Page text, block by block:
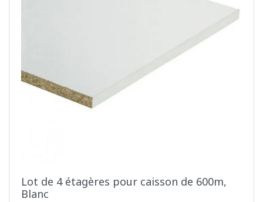
Lot de 4 étagères pour caisson de 600m,
Blanc